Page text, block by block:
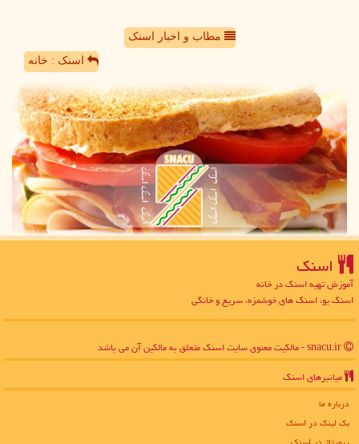
مطاب و اخبار اسنک
اسنک : خانه
اسنك
آموزش تهیه اسنک در خانه
اسنک یو، اسنک های خوشمزه، سریع و خانگی
میانبرهای اسنك
درباره ما
بک لینک در اسنك